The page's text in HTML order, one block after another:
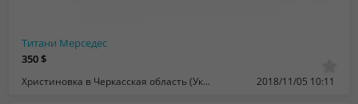
Титани Мерседес
350 $
Христиновка в Черкасская область (Украина) 2018/11/05 10:11